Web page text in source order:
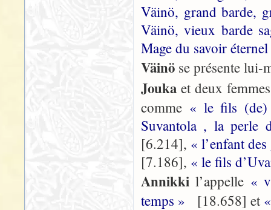
Väinö, grand barde,
Väinö, vieux barde
Mage du savoir
Väinö se présente lui-
Jouka et deux
comme « le fils
Suvantola , la perle
[6.214], « l’enfant
[7.186], « le fils
Annikki l’appelle «
temps »
[18.658] et